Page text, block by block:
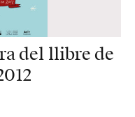
del llibre de